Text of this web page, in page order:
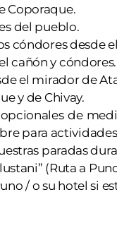
Coporaque.
del pueblo.
cóndores desde
cañón y cóndores.
el mirador de
y de Chivay.
de
para
paradas
(Ruta a
/ o su hotel si